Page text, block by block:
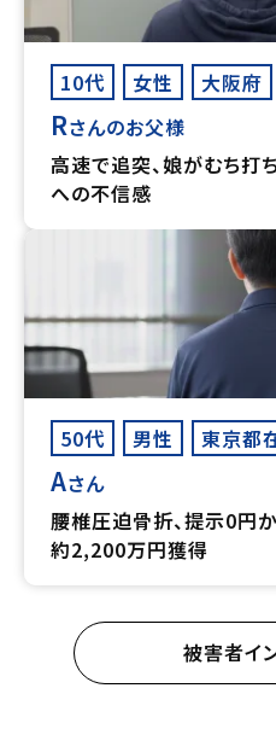
10代 女性 大阪府
Rさんのお父様
高速で追突、娘がむち
への不信感
50代 男性 東京都
Aさん
腰椎圧迫骨折、提示0円
約2,200万円獲得
被害者イ